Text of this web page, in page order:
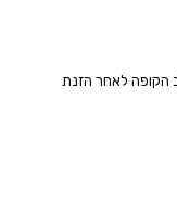
הקופה לאחר הזנת